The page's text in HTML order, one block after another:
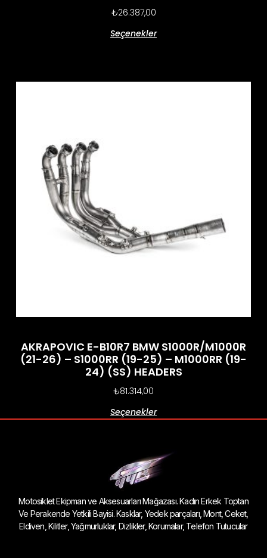
₺26.387,00
Seçenekler
AKRAPOVIC E-B10R7 BMW S1000R/M1000R
(21-26) – S1000RR (19-25) – M1000RR (19-
24) (SS) HEADERS
₺81.314,00
Seçenekler
Motosiklet Ekipman ve Aksesuarları Mağazası. Kadın Erkek Toptan
Ve Perakende Yetkili Bayisi. Kasklar, Yedek parçaları, Mont, Ceket,
Eldiven, Kilitler, Yağmurluklar, Dizlikler, Korumalar, Telefon Tutucular